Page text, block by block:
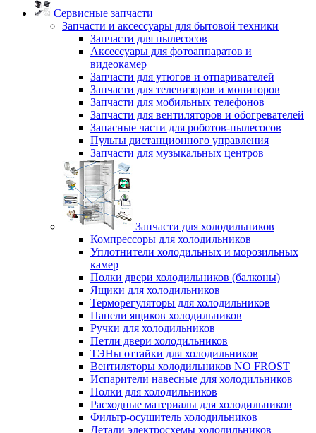
Сервисные запчасти
Запчасти и аксессуары для бытовой техники
Запчасти для пылесосов
Аксессуары для фотоаппаратов и
видеокамер
Запчасти для утюгов и отпаривателей
Запчасти для телевизоров и мониторов
Запчасти для мобильных телефонов
Запчасти для вентиляторов и обогревателей
Запасные части для роботов-пылесосов
Пульты дистанционного управления
Запчасти для музыкальных центров
Запчасти для холодильников
Компрессоры для холодильников
Уплотнители холодильных и морозильных
камер
Полки двери холодильников (балконы)
Ящики для холодильников
Терморегуляторы для холодильников
Панели ящиков холодильников
Ручки для холодильников
Петли двери холодильников
ТЭНы оттайки для холодильников
Вентиляторы холодильников NO FROST
Испарители навесные для холодильников
Полки для холодильников
Расходные материалы для холодильников
Фильтр-осушитель холодильников
Детали электросхемы холодильников